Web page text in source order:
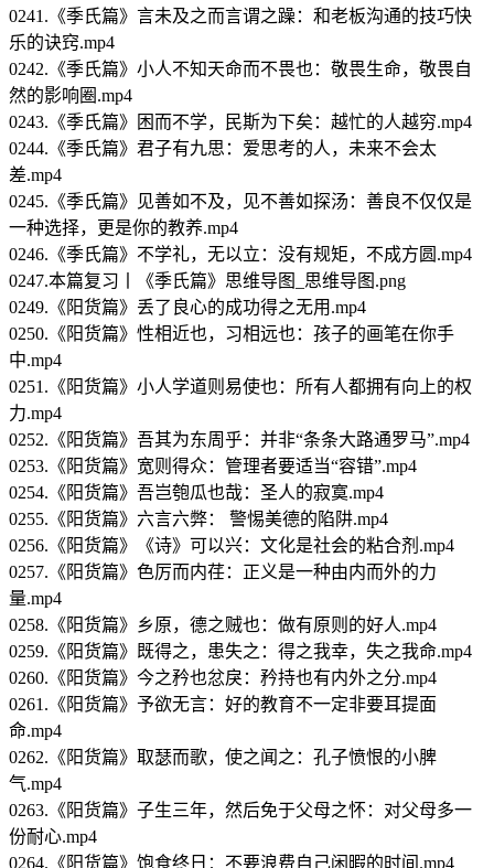
0241.《季氏篇》言未及之而言谓之躁：和老板沟通的技巧快
乐的诀窍.mp4
0242.《季氏篇》小人不知天命而不畏也：敬畏生命，敬畏自
然的影响圈.mp4
0243.《季氏篇》困而不学，民斯为下矣：越忙的人越穷.mp4
0244.《季氏篇》君子有九思：爱思考的人，未来不会太
差.mp4
0245.《季氏篇》见善如不及，见不善如探汤：善良不仅仅是
一种选择，更是你的教养.mp4
0246.《季氏篇》不学礼，无以立：没有规矩，不成方圆.mp4
0247.本篇复习丨《季氏篇》思维导图_思维导图.png
0249.《阳货篇》丢了良心的成功得之无用.mp4
0250.《阳货篇》性相近也，习相远也：孩子的画笔在你手
中.mp4
0251.《阳货篇》小人学道则易使也：所有人都拥有向上的权
力.mp4
0252.《阳货篇》吾其为东周乎：并非“条条大路通罗马”.mp4
0253.《阳货篇》宽则得众：管理者要适当“容错”.mp4
0254.《阳货篇》吾岂匏瓜也哉：圣人的寂寞.mp4
0255.《阳货篇》六言六弊： 警惕美德的陷阱.mp4
0256.《阳货篇》《诗》可以兴：文化是社会的粘合剂.mp4
0257.《阳货篇》色厉而内荏：正义是一种由内而外的力
量.mp4
0258.《阳货篇》乡原，德之贼也：做有原则的好人.mp4
0259.《阳货篇》既得之，患失之：得之我幸，失之我命.mp4
0260.《阳货篇》今之矜也忿戾：矜持也有内外之分.mp4
0261.《阳货篇》予欲无言：好的教育不一定非要耳提面
命.mp4
0262.《阳货篇》取瑟而歌，使之闻之：孔子愤恨的小脾
气.mp4
0263.《阳货篇》子生三年，然后免于父母之怀：对父母多一
份耐心.mp4
0264.《阳货篇》饱食终日：不要浪费自己闲暇的时间.mp4